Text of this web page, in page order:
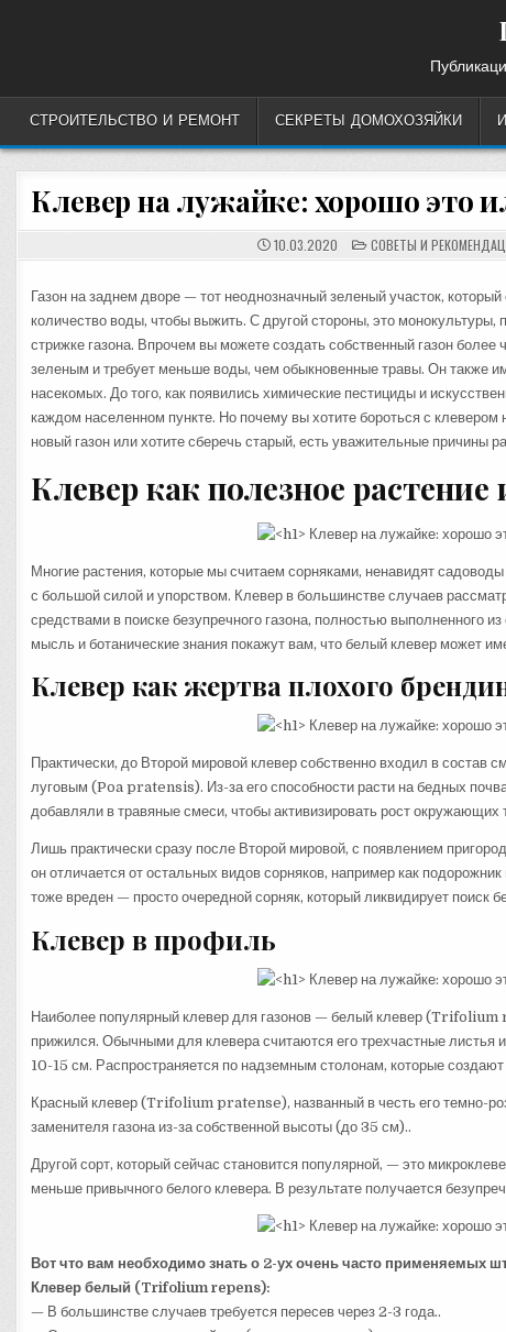
СТРОИТЕЛЬСТВО И РЕМОНТ СЕКРЕТЫ ДОМОХОЗЯЙКИ
Клевер на лужайке: хорошо это
10.03.2020 POSTED
IN
СОВЕТЫ И
Газон на заднем дворе — тот неоднозначный зеленый участок,
количество воды, чтобы выжить. С другой стороны, это
стрижке газона. Впрочем вы можете создать собственный газон
зеленым и требует меньше воды, чем обыкновенные травы. Он также
насекомых. До того, как появились химические пестициды и
каждом населенном пункте. Но почему вы хотите бороться с клевером
новый газон или хотите сберечь старый, есть уважительные причины
Клевер как полезное
Многие растения, которые мы считаем сорняками, ненавидят
с большой силой и упорством. Клевер в большинстве случаев
средствами в поиске безупречного газона, полностью выполненного
мысль и ботанические знания покажут вам, что белый клевер может
Клевер как жертва плохого
Практически, до Второй мировой клевер собственно входил в состав
луговым (Poa pratensis). Из-за его способности расти на бедных
добавляли в травяные смеси, чтобы активизировать рост окружающих
Лишь практически сразу после Второй мировой, с появлением
он отличается от остальных видов сорняков, например как
тоже вреден — просто очередной сорняк, который ликвидирует поиск
Клевер в профиль
Наиболее популярный клевер для газонов — белый клевер (Trifolium
прижился. Обычными для клевера считаются его трехчастные листья
10-15 см. Распространяется по надземным столонам, которые
Красный клевер (Trifolium pratense), названный в честь его темно-
заменителя газона из-за собственной высоты (до 35 см)..
Другой сорт, который сейчас становится популярной, — это
меньше привычного белого клевера. В результате получается
Вот что вам необходимо знать о 2-ух очень часто применяемых
Клевер белый (Trifolium repens):
— В большинстве случаев требуется пересев через 2-3 года..